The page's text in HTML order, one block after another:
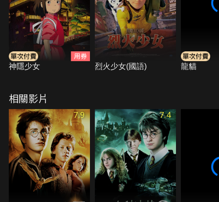
神隱少女 烈火少女(國語) 龍貓
相關影片
7.9 7.4